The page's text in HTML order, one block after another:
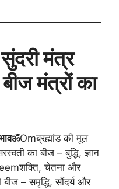
मंत्र
मंत्रों का
ॐOmब्रह्मांड की मूल
का बीज – बुद्धि, ज्ञान
चेतना और
– समृद्धि, सौंदर्य और